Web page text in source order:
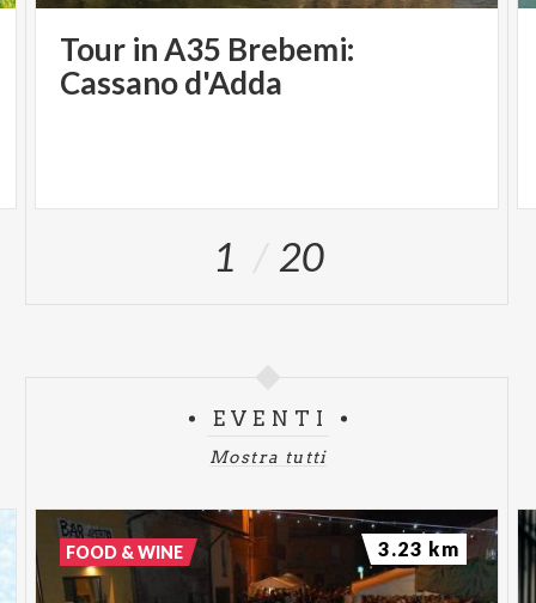
Tour in A35 Brebemi:
Cassano d'Adda
1 20
EVENTI
Mostra tutti
FOOD & WINE 3.23 km